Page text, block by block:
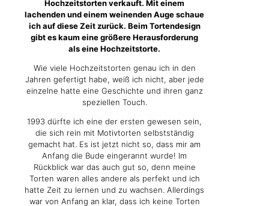
Hochzeitstorten verkauft. Mit einem
lachenden und einem weinenden Auge schaue
ich auf diese Zeit zurück. Beim Tortendesign
gibt es kaum eine größere Herausforderung
als eine Hochzeitstorte.
Wie viele Hochzeitstorten genau ich in den
Jahren gefertigt habe, weiß ich nicht, aber jede
einzelne hatte eine Geschichte und ihren ganz
speziellen Touch.
1993 dürfte ich eine der ersten gewesen sein,
die sich rein mit Motivtorten selbstständig
gemacht hat. Es ist jetzt nicht so, dass mir am
Anfang die Bude eingerannt wurde! Im
Rückblick war das auch gut so, denn meine
Torten waren alles andere als perfekt und ich
hatte Zeit zu lernen und zu wachsen. Allerdings
war von Anfang an klar, dass ich keine Torten